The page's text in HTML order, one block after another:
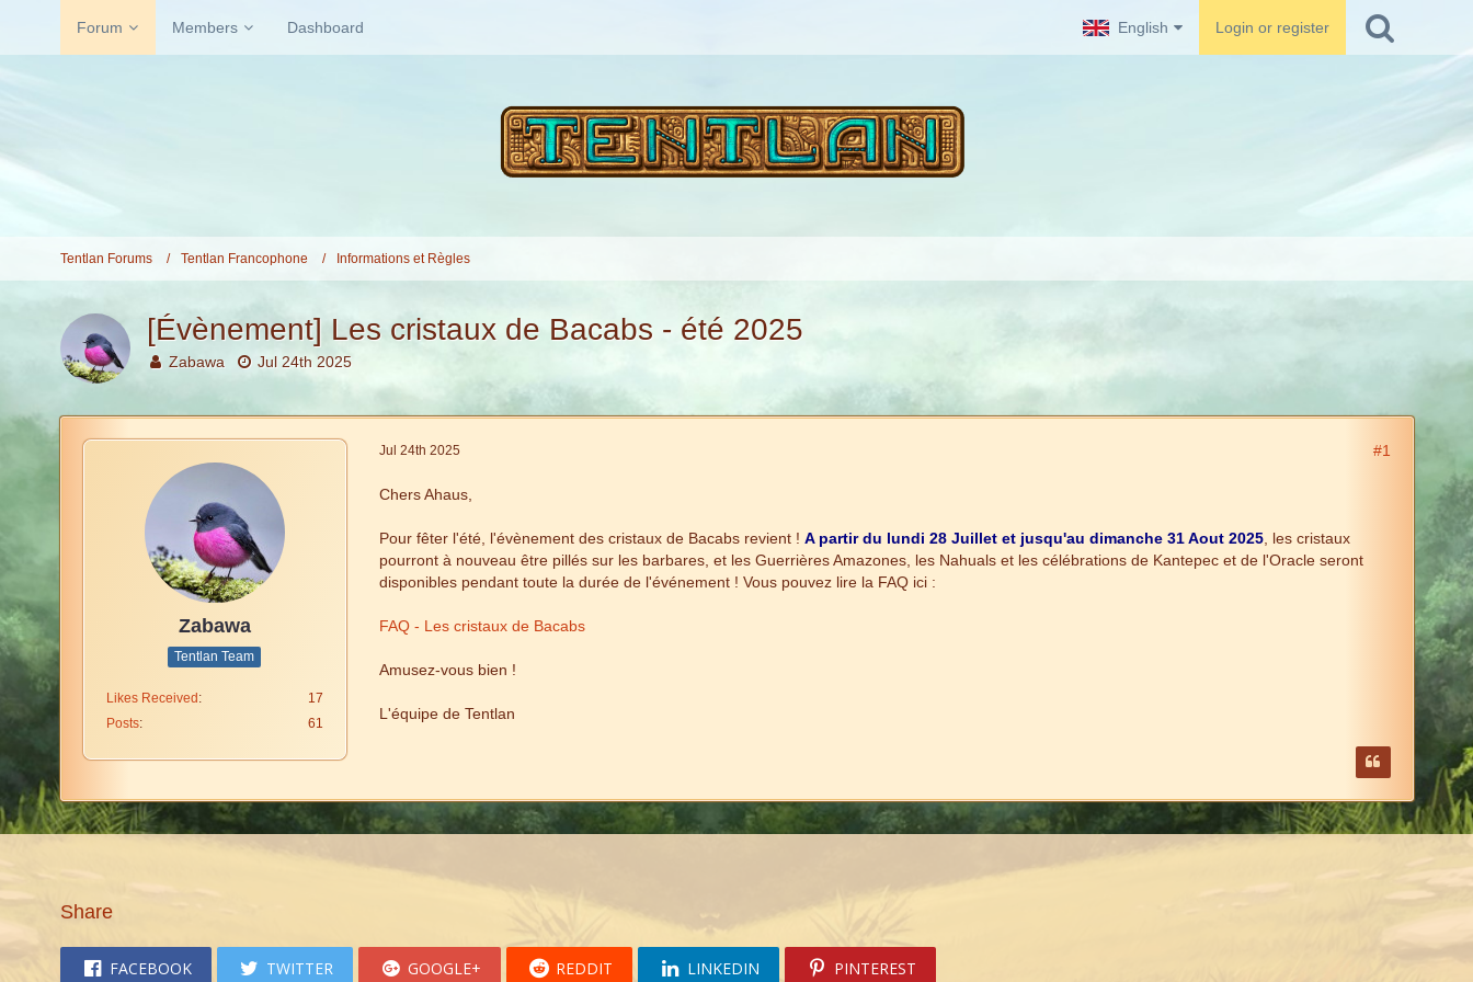
Forum Members Dashboard English Login or register
Tentlan Forums Tentlan Francophone Informations et Règles
[Évènement] Les cristaux de Bacabs - été 2025
Zabawa Jul 24th 2025
Zabawa
Tentlan Team
Likes Received
17
Posts
61
Jul 24th 2025 #1
Chers Ahaus,
Pour fêter l'été, l'évènement des cristaux de Bacabs revient ! A partir du lundi 28 Juillet et jusqu'au dimanche 31 Aout 2025, les cristaux
pourront à nouveau être pillés sur les barbares, et les Guerrières Amazones, les Nahuals et les célébrations de Kantepec et de l'Oracle seront
disponibles pendant toute la durée de l'événement ! Vous pouvez lire la FAQ ici :
FAQ - Les cristaux de Bacabs
Amusez-vous bien !
L'équipe de Tentlan
Share
FACEBOOK TWITTER GOOGLE+ REDDIT LINKEDIN PINTEREST